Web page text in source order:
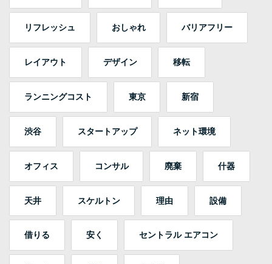
リフレッシュ おしゃれ バリアフリー
レイアウト デザイン 移転
ランニングコスト 東京 新宿
渋谷 スタートアップ ネット環境
オフィス コンサル 廃棄 什器
天井 スケルトン 理由 設備
借りる 安く セントラル エアコン